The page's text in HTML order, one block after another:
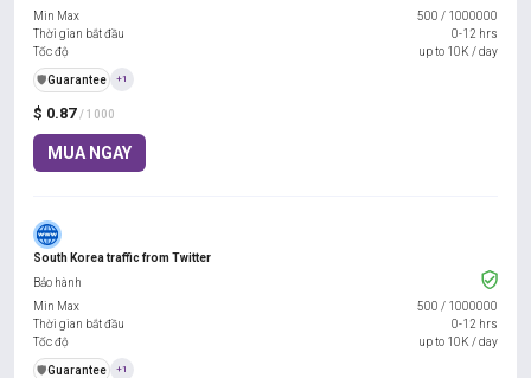
$ 0.87 / 1000
MUA NGAY
Min Max
500 / 1000000
Thời gian bắt đầu
0-12 hrs
Tốc độ
up to 10K / day
️🛡️Guarantee +1
South Korea traffic from Twitter
Bảo hành
Min Max
500 / 1000000
Thời gian bắt đầu
0-12 hrs
Tốc độ
up to 10K / day
️🛡️Guarantee +1